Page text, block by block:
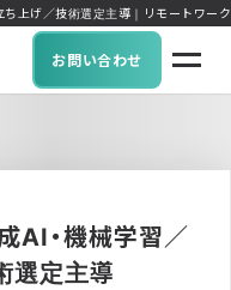
ち上げ／技術選定主導｜リモートワ
お問い合わせ
AI・機械学習／
選定主導